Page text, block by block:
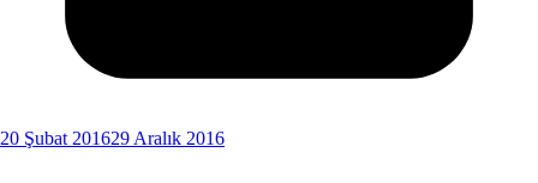
20 Şubat 201629 Aralık 2016